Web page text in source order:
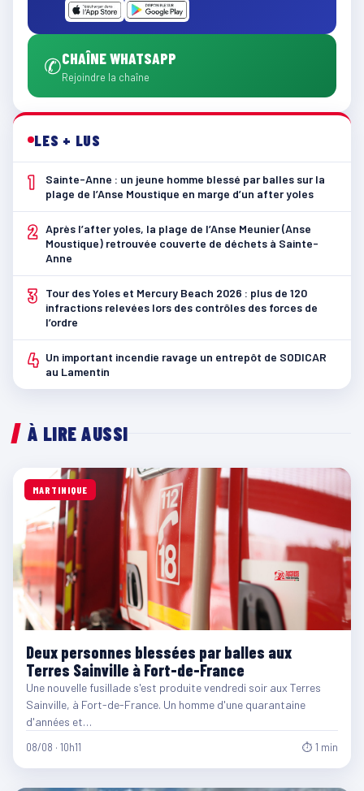
✆CHAÎNE WHATSAPP
Rejoindre la chaîne
LES + LUS
1
Sainte-Anne : un jeune homme blessé par balles sur la
plage de l’Anse Moustique en marge d’un after yoles
2 Après l’after yoles, la plage de l’Anse Meunier (Anse
Moustique) retrouvée couverte de déchets à Sainte-
Anne
3
Tour des Yoles et Mercury Beach 2026 : plus de 120
infractions relevées lors des contrôles des forces de
l’ordre
4 Un important incendie ravage un entrepôt de SODICAR
au Lamentin
À LIRE AUSSI
MARTINIQUE
Deux personnes blessées par balles aux
Terres Sainville à Fort-de-France
Une nouvelle fusillade s'est produite vendredi soir aux Terres
Sainville, à Fort-de-France. Un homme d'une quarantaine
d'années et…
08/08 · 10h11 ⏱ 1 min